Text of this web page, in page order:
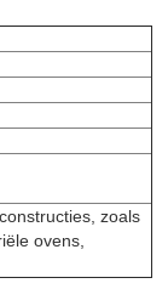
zoals
ovens,